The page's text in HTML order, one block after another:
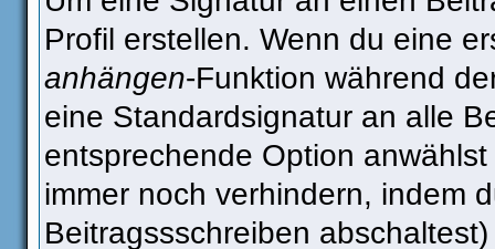
Profil erstellen. Wenn du eine
anhängen-Funktion während
eine Standardsignatur an alle
entsprechende Option
immer noch verhindern, indem
Beitragssschreiben abschaltest)